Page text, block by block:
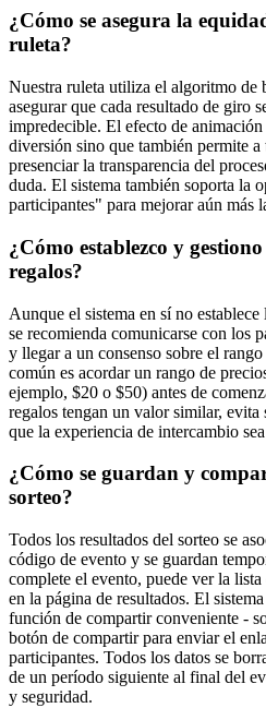
¿Cómo se asegura la
ruleta?
Nuestra ruleta utiliza el algoritmo de
asegurar que cada resultado de giro
impredecible. El efecto de
diversión sino que también permite
presenciar la transparencia del
duda. El sistema también soporta la
participantes" para mejorar aún más
¿Cómo establezco y
regalos?
Aunque el sistema en sí no
se recomienda comunicarse con los
y llegar a un consenso sobre el
común es acordar un rango de
ejemplo, $20 o $50) antes de
regalos tengan un valor similar, evita
que la experiencia de intercambio
¿Cómo se guardan y
sorteo?
Todos los resultados del sorteo se
código de evento y se guardan
complete el evento, puede ver la
en la página de resultados. El
función de compartir conveniente -
botón de compartir para enviar el
participantes. Todos los datos se
de un período siguiente al final del
y seguridad.